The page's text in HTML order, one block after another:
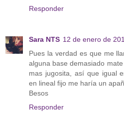
Responder
Sara NTS 12 de enero de
Pues la verdad es que me
alguna base demasiado
mas jugosita, así que igual
en lineal fijo me haría un
Besos
Responder